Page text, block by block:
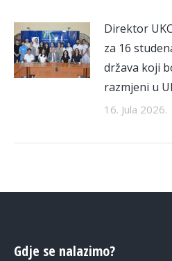
Direktor
za 16
država koji
razmjeni u
16. Jula 2026.
Gdje se nalazimo?